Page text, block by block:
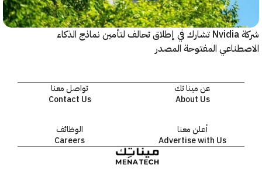
شركة Nvidia تشارك في إطلاق تحالف لتأمين نماذج الذكاء
المفتوحة المصدر
عن مينا تك
About Us
تواصل معنا
Contact Us
أعلن معنا
Advertise with Us
الوظائف
Careers